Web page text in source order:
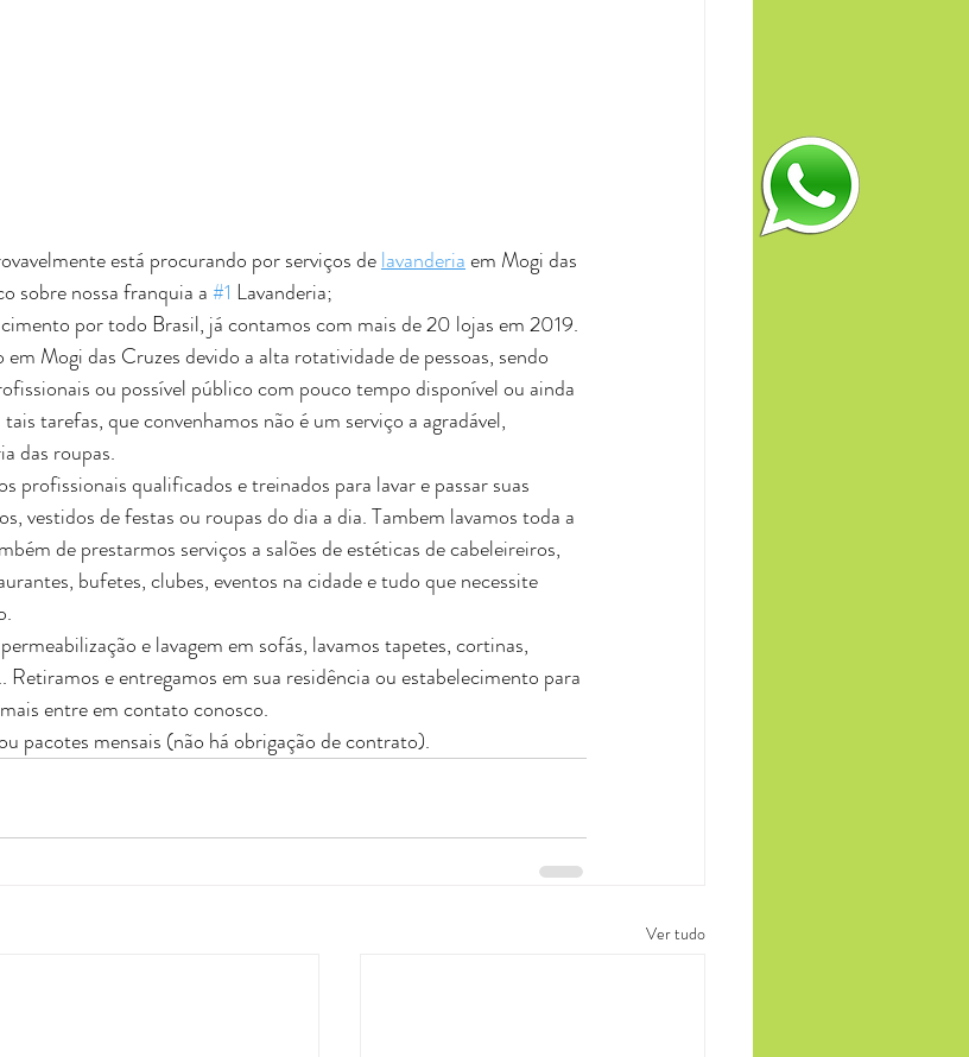
está procurando por serviços de lavanderia em Mogi das
sobre nossa franquia a #1 Lavanderia;
Mogi das Cruzes devido a alta rotatividade de pessoas, sendo
ou possível público com pouco tempo disponível ou ainda
tarefas, que convenhamos não é um serviço a agradável,
das roupas.
vestidos de festas ou roupas do dia a dia. Tambem lavamos toda a
de prestarmos serviços a salões de estéticas de cabeleireiros,
bufetes, clubes, eventos na cidade e tudo que necessite
Retiramos e entregamos em sua residência ou estabelecimento para
entre em contato conosco.
pacotes mensais (não há obrigação de contrato).
Ver tudo